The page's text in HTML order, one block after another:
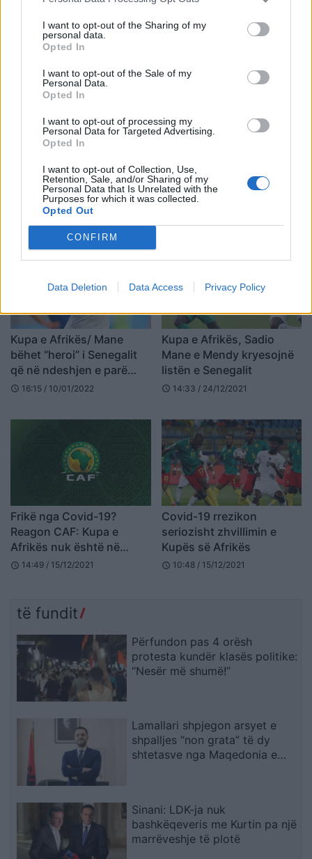
I want to opt-out of the Sharing of my
personal data.
Opted In
I want to opt-out of the Sale of my
Personal Data.
Opted In
I want to opt-out of processing my
Personal Data for Targeted Advertising.
Opted In
I want to opt-out of Collection, Use,
Retention, Sale, and/or Sharing of my
Personal Data that Is Unrelated with the
Purposes for which it was collected.
Opted Out
CONFIRM
Data Deletion Data Access Privacy Policy
19:17 / 18/01/2022 schedule 19:02 / 17/01/2022
Kupa e Afrikës/ Refuzohet
kërkesa e Tunizisë
12:24 / 14/01/2022
fiton ndeshjen e parë ndaj
Egjiptit (VIDEO)
schedule 20:00 / 11/01/2022
Kupa e Afrikës/ Mane
bëhet “heroi” i Senegalit
që në ndeshjen e parë
ndaj Zimbabwe (VIDEO)
schedule 16:15 / 10/01/2022
Kupa e Afrikës, Sadio
Mane e Mendy kryesojnë
listën e Senegalit
schedule 14:33 / 24/12/2021
Frikë nga Covid-19?
Reagon CAF: Kupa e
Afrikës nuk është në
rrezik
schedule 14:49 / 15/12/2021
Covid-19 rrezikon
seriozisht zhvillimin e
Kupës së Afrikës
schedule 10:48 / 15/12/2021
të fundit
Përfundon pas 4 orësh
protesta kundër klasës politike:
“Nesër më shumë!”
Lamallari shpjegon arsyet e
shpalljes “non grata” të dy
shtetasve nga Maqedonia e
Sinani: LDK-ja nuk
bashkëqeveris me Kurtin pa një
marrëveshje të plotë